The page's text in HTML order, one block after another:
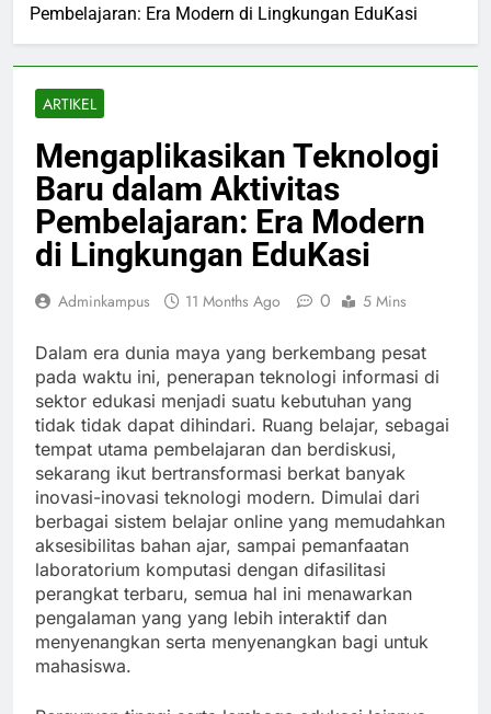
Pembelajaran: Era Modern di Lingkungan EduKasi
ARTIKEL
Mengaplikasikan Teknologi
Baru dalam Aktivitas
Pembelajaran: Era Modern
di Lingkungan EduKasi
Adminkampus 11 Months Ago 0 5 Mins
Dalam era dunia maya yang berkembang pesat
pada waktu ini, penerapan teknologi informasi di
sektor edukasi menjadi suatu kebutuhan yang
tidak tidak dapat dihindari. Ruang belajar, sebagai
tempat utama pembelajaran dan berdiskusi,
sekarang ikut bertransformasi berkat banyak
inovasi-inovasi teknologi modern. Dimulai dari
berbagai sistem belajar online yang memudahkan
aksesibilitas bahan ajar, sampai pemanfaatan
laboratorium komputasi dengan difasilitasi
perangkat terbaru, semua hal ini menawarkan
pengalaman yang yang lebih interaktif dan
menyenangkan serta menyenangkan bagi untuk
mahasiswa.